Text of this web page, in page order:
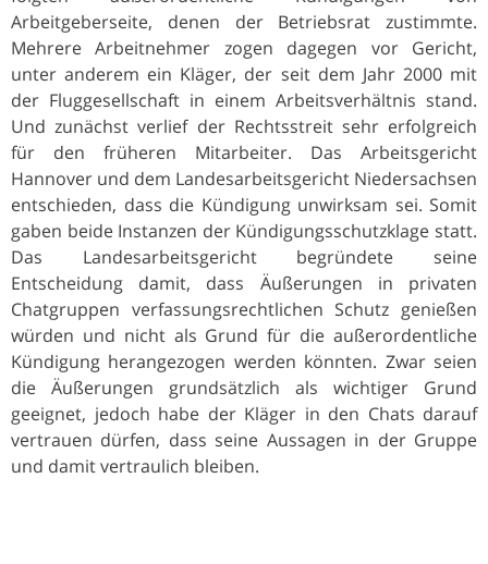
Arbeitgeberseite, denen der Betriebsrat zustimmte.
Mehrere Arbeitnehmer zogen dagegen vor Gericht,
unter anderem ein Kläger, der seit dem Jahr 2000 mit
der Fluggesellschaft in einem Arbeitsverhältnis stand.
Und zunächst verlief der Rechtsstreit sehr erfolgreich
für den früheren Mitarbeiter. Das Arbeitsgericht
Hannover und dem Landesarbeitsgericht Niedersachsen
entschieden, dass die Kündigung unwirksam sei. Somit
gaben beide Instanzen der Kündigungsschutzklage statt.
Das Landesarbeitsgericht begründete seine
Entscheidung damit, dass Äußerungen in privaten
Chatgruppen verfassungsrechtlichen Schutz genießen
würden und nicht als Grund für die außerordentliche
Kündigung herangezogen werden könnten. Zwar seien
die Äußerungen grundsätzlich als wichtiger Grund
geeignet, jedoch habe der Kläger in den Chats darauf
vertrauen dürfen, dass seine Aussagen in der Gruppe
und damit vertraulich bleiben.